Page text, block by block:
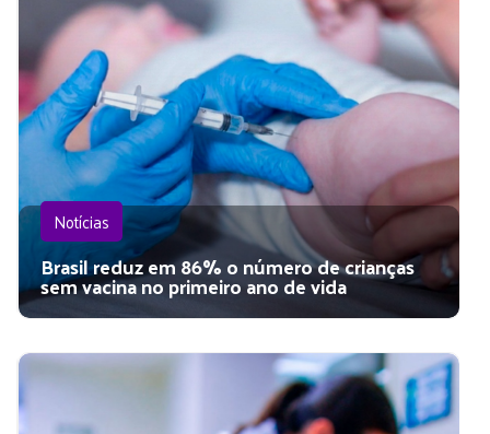
Notícias
Brasil reduz em 86% o número de crianças
sem vacina no primeiro ano de vida